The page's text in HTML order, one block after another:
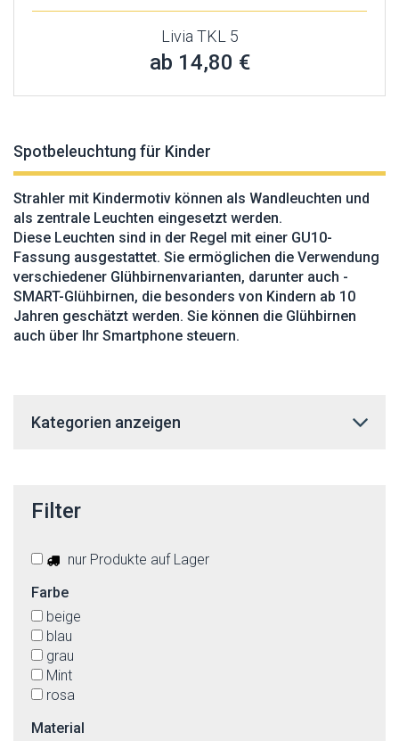
Livia TKL 5
ab 14,80 €
Spotbeleuchtung für Kinder
Strahler mit Kindermotiv können als Wandleuchten und
als zentrale Leuchten eingesetzt werden.
Diese Leuchten sind in der Regel mit einer GU10-
Fassung ausgestattet. Sie ermöglichen die Verwendung
verschiedener Glühbirnenvarianten, darunter auch -
SMART-Glühbirnen, die besonders von Kindern ab 10
Jahren geschätzt werden. Sie können die Glühbirnen
auch über Ihr Smartphone steuern.
Kategorien anzeigen
Filter
nur Produkte auf Lager
Farbe
beige
blau
grau
Mint
rosa
Material